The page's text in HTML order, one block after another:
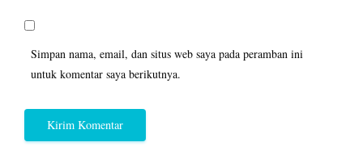
Simpan nama, email, dan situs web saya pada peramban ini
untuk komentar saya berikutnya.